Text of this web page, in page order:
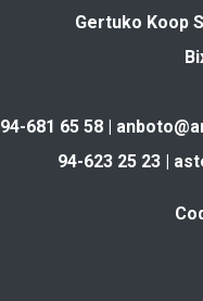
Gertuko Koop
94-681 65 58 |
94-623 25 23 |